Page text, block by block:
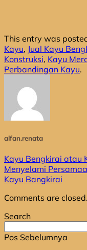
This entry was
Kayu, Jual Kayu
Konstruksi, Kayu
Perbandingan Kayu.
alfan.renata
Kayu Bengkirai atau
Menyelami
Kayu Bangkirai
Comments are closed.
Search
Pos Sebelumnya